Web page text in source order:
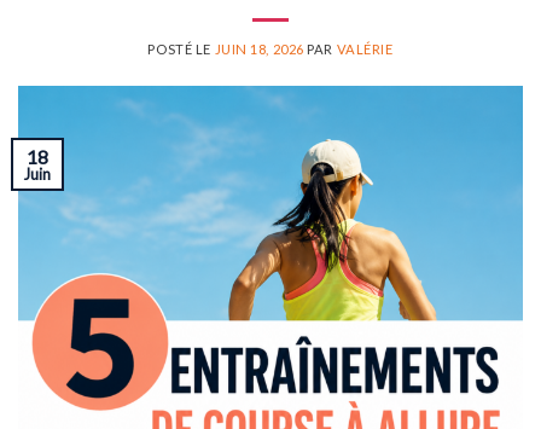
POSTÉ LE JUIN 18, 2026 PAR VALÉRIE
18
Juin